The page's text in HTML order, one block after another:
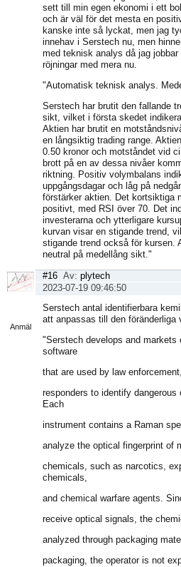
sett till min egen ekonomi i ett
och är väl för det mesta en
kanske inte så lyckat, men jag
innehav i Serstech nu, men
med teknisk analys då jag
röjningar med mera nu.
"Automatisk teknisk analys.
Serstech har brutit den fallande
sikt, vilket i första skedet
Aktien har brutit en
en långsiktig trading range.
0.50 kronor och motståndet vid
brott på en av dessa nivåer
riktning. Positiv volymbalans
uppgångsdagar och låg på
förstärker aktien. Det kortsiktiga
positivt, med RSI över 70. Det
investerarna och ytterligare
kurvan visar en stigande trend,
stigande trend också för kursen.
neutral på medellång sikt."
Anmäl
#16 Av: plytech
2023-07-19 09:46:50
Serstech antal identifierbara
att anpassas till den föränderliga
"Serstech develops and markets
software
that are used by law
responders to identify
Each
instrument contains a Raman
analyze the optical fingerprint of
chemicals, such as narcotics,
chemicals,
and chemical warfare agents.
receive optical signals, the
analyzed through packaging
packaging, the operator is not